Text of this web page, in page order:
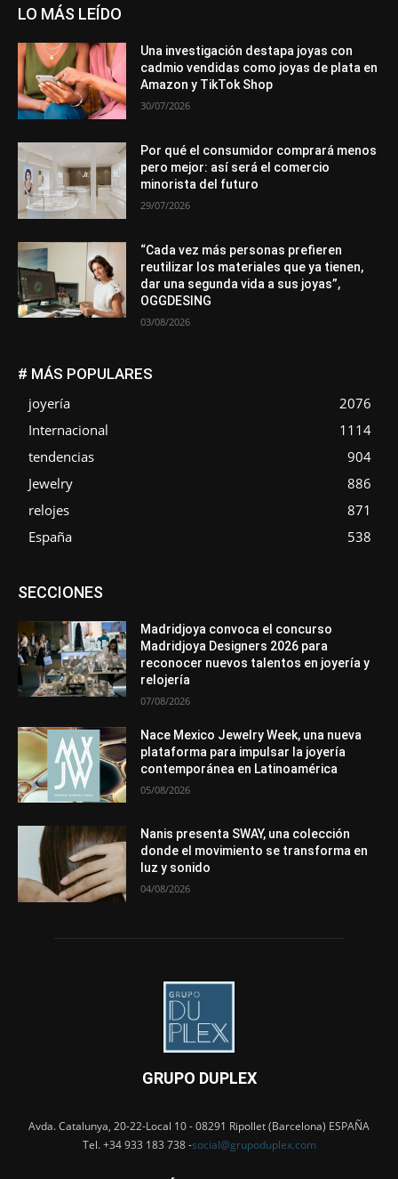
LO MÁS LEÍDO
Una investigación destapa joyas con
cadmio vendidas como joyas de plata en
Amazon y TikTok Shop
30/07/2026
Por qué el consumidor comprará menos
pero mejor: así será el comercio
minorista del futuro
29/07/2026
“Cada vez más personas prefieren
reutilizar los materiales que ya tienen,
dar una segunda vida a sus joyas”,
OGGDESING
03/08/2026
# MÁS POPULARES
joyería
2076
Internacional
1114
tendencias
904
Jewelry
886
relojes
871
España
538
SECCIONESAsociaciones
Entrevistas
Mundo Técnico
Novedades Opiniones
Perspectiva
Premios
Secciones Sin categoría
Más
Madridjoya convoca el concurso
Madridjoya Designers 2026 para
reconocer nuevos talentos en joyería y
relojería
07/08/2026
Nace Mexico Jewelry Week, una nueva
plataforma para impulsar la joyería
contemporánea en Latinoamérica
05/08/2026
Nanis presenta SWAY, una colección
donde el movimiento se transforma en
luz y sonido
04/08/2026
GRUPO DUPLEX
Avda. Catalunya, 20-22-Local 10 - 08291 Ripollet (Barcelona) ESPAÑA
Tel. +34 933 183 738 -social@grupoduplex.com